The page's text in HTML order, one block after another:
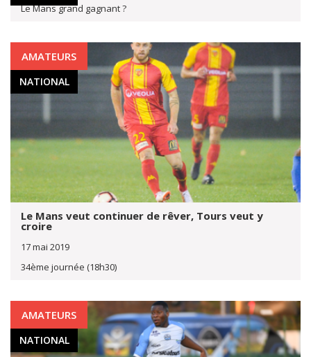
Le Mans grand gagnant ?
AMATEURS
NATIONAL
Le Mans veut continuer de rêver, Tours veut y
croire
17 mai 2019
34ème journée (18h30)
AMATEURS
NATIONAL